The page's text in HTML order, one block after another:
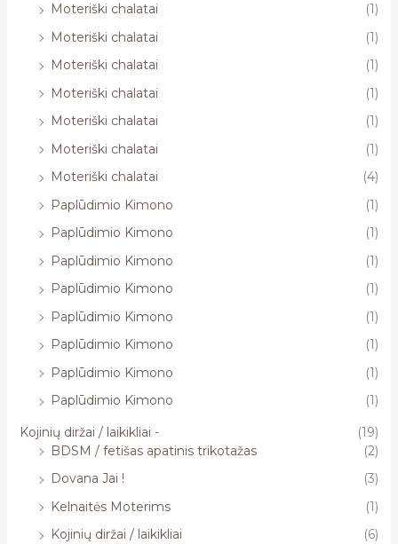
Moteriški chalatai
(1)
Moteriški chalatai
(1)
Moteriški chalatai
(1)
Moteriški chalatai
(1)
Moteriški chalatai
(1)
Moteriški chalatai
(1)
Moteriški chalatai
(4)
Paplūdimio Kimono
(1)
Paplūdimio Kimono
(1)
Paplūdimio Kimono
(1)
Paplūdimio Kimono
(1)
Paplūdimio Kimono
(1)
Paplūdimio Kimono
(1)
Paplūdimio Kimono
(1)
Paplūdimio Kimono
(1)
Kojinių diržai / laikikliai -
(19)
BDSM / fetišas apatinis trikotažas
(2)
Dovana Jai !
(3)
Kelnaitės Moterims
(1)
Kojinių diržai / laikikliai
(6)